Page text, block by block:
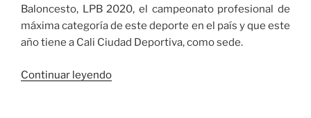
Baloncesto, LPB 2020, el campeonato profesional de
máxima categoría de este deporte en el país y que este
año tiene a Cali Ciudad Deportiva, como sede.
Continuar leyendo«Cali